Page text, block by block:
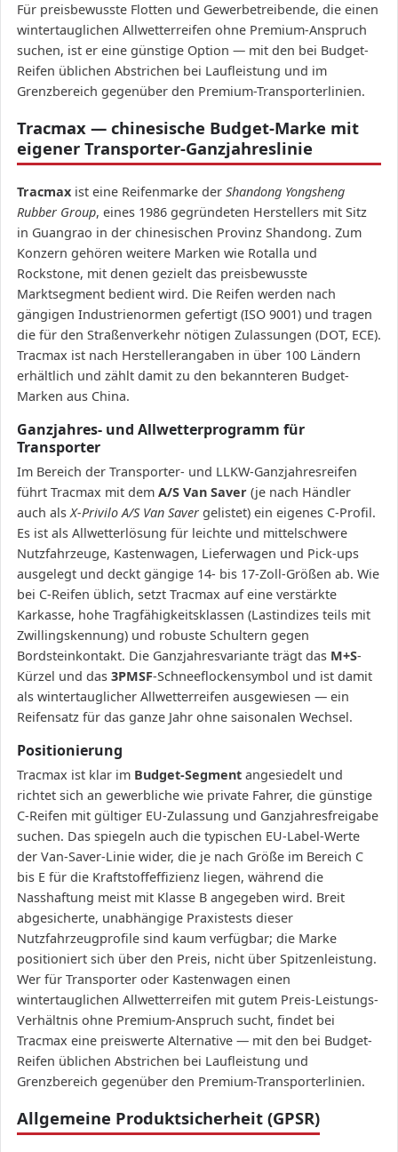
Für preisbewusste Flotten und Gewerbetreibende, die einen
wintertauglichen Allwetterreifen ohne Premium-Anspruch
suchen, ist er eine günstige Option — mit den bei Budget-
Reifen üblichen Abstrichen bei Laufleistung und im
Grenzbereich gegenüber den Premium-Transporterlinien.
Tracmax — chinesische Budget-Marke mit
eigener Transporter-Ganzjahreslinie
Tracmax ist eine Reifenmarke der Shandong Yongsheng
Rubber Group, eines 1986 gegründeten Herstellers mit Sitz
in Guangrao in der chinesischen Provinz Shandong. Zum
Konzern gehören weitere Marken wie Rotalla und
Rockstone, mit denen gezielt das preisbewusste
Marktsegment bedient wird. Die Reifen werden nach
gängigen Industrienormen gefertigt (ISO 9001) und tragen
die für den Straßenverkehr nötigen Zulassungen (DOT, ECE).
Tracmax ist nach Herstellerangaben in über 100 Ländern
erhältlich und zählt damit zu den bekannteren Budget-
Marken aus China.
Ganzjahres- und Allwetterprogramm für
Transporter
Im Bereich der Transporter- und LLKW-Ganzjahresreifen
führt Tracmax mit dem A/S Van Saver (je nach Händler
auch alsX-Privilo A/S Van Saver gelistet) ein eigenes C-Profil.
Es ist als Allwetterlösung für leichte und mittelschwere
Nutzfahrzeuge, Kastenwagen, Lieferwagen und Pick-ups
ausgelegt und deckt gängige 14- bis 17-Zoll-Größen ab. Wie
bei C-Reifen üblich, setzt Tracmax auf eine verstärkte
Karkasse, hohe Tragfähigkeitsklassen (Lastindizes teils mit
Zwillingskennung) und robuste Schultern gegen
Bordsteinkontakt. Die Ganzjahresvariante trägt das M+S-
Kürzel und das 3PMSF-Schneeflockensymbol und ist damit
als wintertauglicher Allwetterreifen ausgewiesen — ein
Reifensatz für das ganze Jahr ohne saisonalen Wechsel.
Positionierung
Tracmax ist klar im Budget-Segment angesiedelt und
richtet sich an gewerbliche wie private Fahrer, die günstige
C-Reifen mit gültiger EU-Zulassung und Ganzjahresfreigabe
suchen. Das spiegeln auch die typischen EU-Label-Werte
der Van-Saver-Linie wider, die je nach Größe im Bereich C
bis E für die Kraftstoffeffizienz liegen, während die
Nasshaftung meist mit Klasse B angegeben wird. Breit
abgesicherte, unabhängige Praxistests dieser
Nutzfahrzeugprofile sind kaum verfügbar; die Marke
positioniert sich über den Preis, nicht über Spitzenleistung.
Wer für Transporter oder Kastenwagen einen
wintertauglichen Allwetterreifen mit gutem Preis-Leistungs-
Verhältnis ohne Premium-Anspruch sucht, findet bei
Tracmax eine preiswerte Alternative — mit den bei Budget-
Reifen üblichen Abstrichen bei Laufleistung und
Grenzbereich gegenüber den Premium-Transporterlinien.
Allgemeine Produktsicherheit (GPSR)